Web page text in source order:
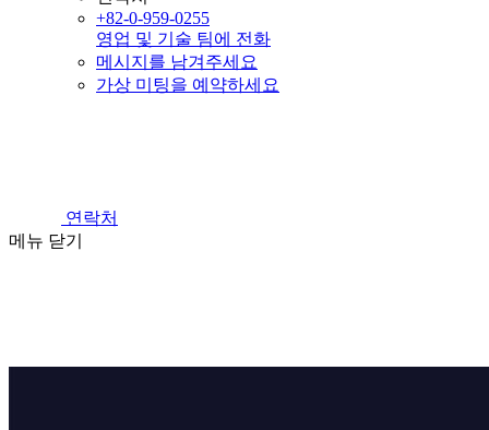
+82-0-959-0255
영업 및 기술 팀에 전화
메시지를 남겨주세요
가상 미팅을 예약하세요
연락처
메뉴 닫기